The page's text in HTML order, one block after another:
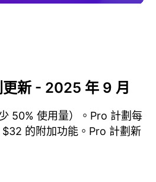
新 - 2025 年 9 月
50% 使用量）。Pro 計劃每
的附加功能。Pro 計劃新